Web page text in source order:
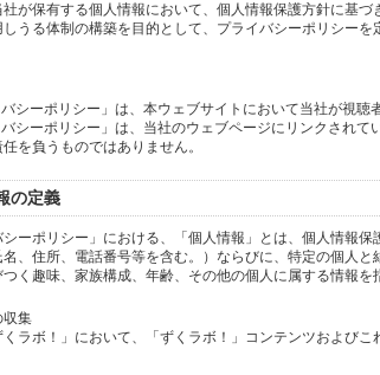
社が保有する個人情報において、個人情報保護方針に基
うる体制の構築を目的として、プライバシーポリシー
シーポリシー」は、本ウェブサイトにおいて当社が視聴
シーポリシー」は、当社のウェブページにリンクされ
を負うものではありません。
の定義
シーポリシー」における、「個人情報」とは、個人情報
、住所、電話番号等を含む。）ならびに、特定の個人
く趣味、家族構成、年齢、その他の個人に属する情報を
収集
くラボ！」において、「ずくラボ！」コンテンツおよび